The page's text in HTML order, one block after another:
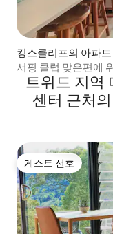
킹스클리프의 아파트
서핑 클럽 맞은편에
트위드 지역
센터 근처
게스트 선호
게스트 선호